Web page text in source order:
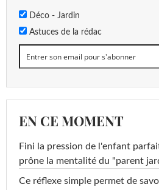
Déco - Jardin
Astuces de la rédac
EN CE MOMENT
Fini la pression de l'enfant
prône la mentalité du "parent
Ce réflexe simple permet de